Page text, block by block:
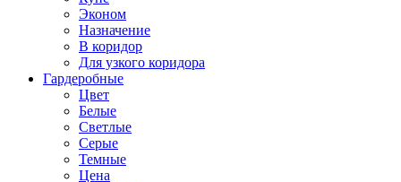
Эконом
Назначение
В коридор
Для узкого коридора
Гардеробные
Цвет
Белые
Светлые
Серые
Темные
Цена